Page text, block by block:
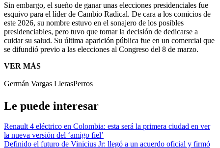
Sin embargo, el sueño de ganar unas elecciones presidenciales fue
esquivo para el líder de Cambio Radical. De cara a los comicios de
este 2026, su nombre estuvo en el sonajero de los posibles
presidenciables, pero tuvo que tomar la decisión de dedicarse a
cuidar su salud. Su última aparición pública fue en un comercial que
se difundió previo a las elecciones al Congreso del 8 de marzo.
VER MÁS
Germán Vargas LlerasPerros
Le puede interesar
Renault 4 eléctrico en Colombia: esta será la primera ciudad en ver
la nueva versión del ‘amigo fiel’
Definido el futuro de Vinicius Jr: llegó a un acuerdo oficial y firmó